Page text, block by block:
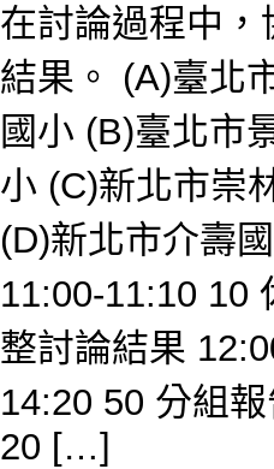
在討論過程中
結果。 (A)臺北
國小 (B)臺北市
小 (C)新北市崇
(D)新北市介壽
11:00-11:10 10
整討論結果
14:20 50 分組
20 […]